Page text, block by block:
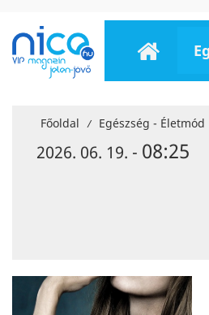
Főoldal / Egészség - Életmód
2026. 06. 19. - 08:25